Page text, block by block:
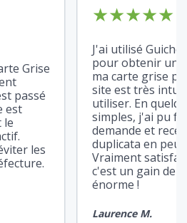
Grise
passé
est
le
les
★★★★★
J'ai utilisé
pour obtenir un
ma carte grise
site est très
utiliser. En
simples, j'ai pu
demande et
duplicata en peu
Vraiment
c'est un gain de
énorme !
Laurence M.